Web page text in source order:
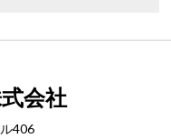
会社
406